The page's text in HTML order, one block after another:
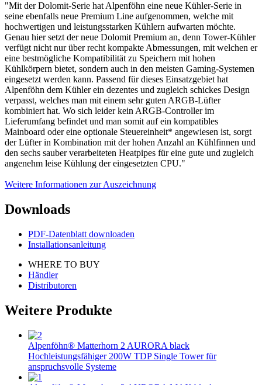
"Mit der Dolomit-Serie hat Alpenföhn eine neue Kühler-Serie in
seine ebenfalls neue Premium Line aufgenommen, welche mit
hochwertigen und leistungsstarken Kühlern aufwarten möchte.
Genau hier setzt der neue Dolomit Premium an, denn Tower-Kühler
verfügt nicht nur über recht kompakte Abmessungen, mit welchen er
eine bestmögliche Kompatibilität zu Speichern mit hohen
Kühlkörpern bietet, sondern auch in den meisten Gaming-Systemen
eingesetzt werden kann. Passend für dieses Einsatzgebiet hat
Alpenföhn dem Kühler ein dezentes und zugleich schickes Design
verpasst, welches man mit einem sehr guten ARGB-Lüfter
kombiniert hat. Wo sich leider kein ARGB-Controller im
Lieferumfang befindet und man somit auf ein kompatibles
Mainboard oder eine optionale Steuereinheit* angewiesen ist, sorgt
der Lüfter in Kombination mit der hohen Anzahl an Kühlfinnen und
den sechs sauber verarbeiteten Heatpipes für eine gute und zugleich
angenehm leise Kühlung der eingesetzten CPU."
Weitere Informationen zur Auszeichnung
Downloads
PDF-Datenblatt downloaden
Installationsanleitung
WHERE TO BUY
Händler
Distributoren
Weitere Produkte
Alpenföhn® Matterhorn 2 AURORA black
Hochleistungsfähiger 200W TDP Single Tower für
anspruchsvolle Systeme